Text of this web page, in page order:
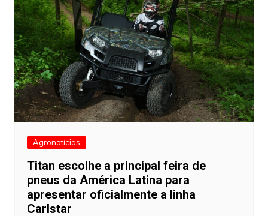
Agronotícias
Titan escolhe a principal feira de
pneus da América Latina para
apresentar oficialmente a linha
Carlstar